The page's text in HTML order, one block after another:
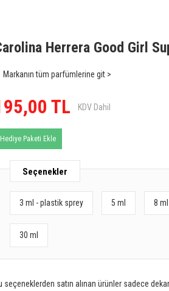
Herrera Good Girl
Markanın tüm parfümlerine git >
TL KDV Dahil
Hediye Paketi Ekle
Seçenekler
3 ml - plastik sprey 5 ml 8 ml
30 ml
seçeneklerden satın alınan ürünler sadece